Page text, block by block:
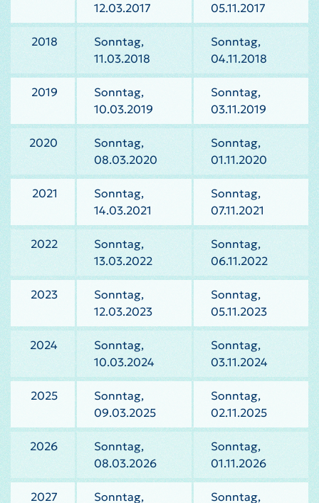
12.03.2017
05.11.2017
2018
Sonntag,
11.03.2018
Sonntag,
04.11.2018
2019
Sonntag,
10.03.2019
Sonntag,
03.11.2019
2020
Sonntag,
08.03.2020
Sonntag,
01.11.2020
2021
Sonntag,
14.03.2021
Sonntag,
07.11.2021
2022
Sonntag,
13.03.2022
Sonntag,
06.11.2022
2023
Sonntag,
12.03.2023
Sonntag,
05.11.2023
2024
Sonntag,
10.03.2024
Sonntag,
03.11.2024
2025
Sonntag,
09.03.2025
Sonntag,
02.11.2025
2026
Sonntag,
08.03.2026
Sonntag,
01.11.2026
2027 Sonntag, Sonntag,